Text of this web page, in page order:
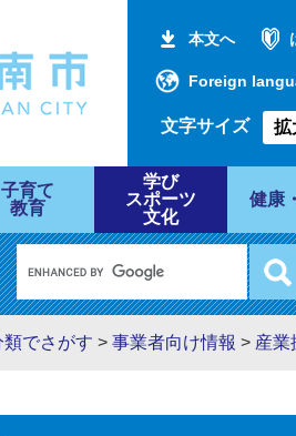
本文へ
Foreign
文字サイズ 拡
子育て
教育
学び
スポーツ
文化
健康
類でさがす > 事業者向け情報 > 産業